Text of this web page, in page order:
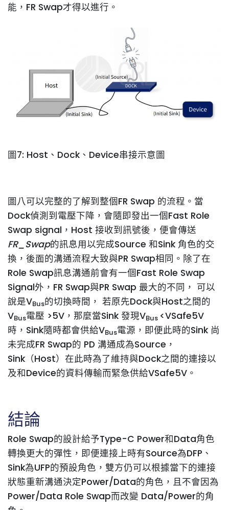
能，FR Swap才得以進行。
圖7: Host、Dock、Device串接示意圖
圖八可以完整的了解到整個FR Swap 的流程。當
Dock偵測到電壓下降，會隨即發出一個Fast Role
Swap signal，Host 接收到訊號後，便會傳送
FR_Swap的訊息用以完成Source 和Sink 角色的交
換，後面的溝通流程大致與PR Swap相同。除了在
Role Swap訊息溝通前會有一個Fast Role Swap
Signal外，FR Swap與PR Swap 最大的不同， 可以
說是VBus的切換時間， 若原先Dock與Host之間的
VBus電壓 >5V，那麼當Sink 發現VBus <VSafe5V
時，Sink隨時都會供給VBus電源，即便此時的Sink 尚
未完成FR Swap的 PD 溝通成為Source，
Sink（Host）在此時為了維持與Dock之間的連接以
及和Device的資料傳輸而緊急供給VSafe5V。
結論
Role Swap的設計給予Type-C Power和Data角色
轉換更大的彈性，即便連接上時有Source為DFP、
Sink為UFP的預設角色，雙方仍可以根據當下的連接
狀態重新溝通決定Power/Data的角色，且不會因為
Power/Data Role Swap而改變 Data/Power的角